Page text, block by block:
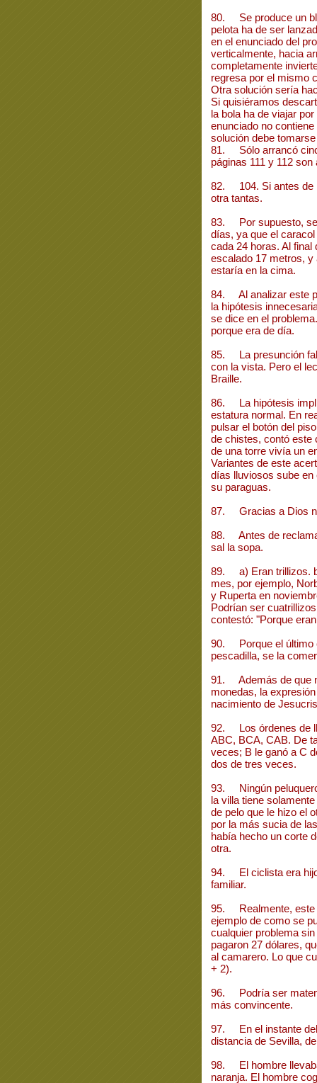
80. Se produce un
pelota ha de ser
en el enunciado del
verticalmente, hacia
completamente
regresa por el mismo
Otra solución sería
Si quisiéramos
la bola ha de viajar
enunciado no
solución debe
81. Sólo arrancó
páginas 111 y 112
82. 104. Si antes de
otra tantas.
83. Por supuesto, se
días, ya que el
cada 24 horas. Al final
escalado 17 metros, y
estaría en la cima.
84. Al analizar este
la hipótesis
se dice en el
porque era de día.
85. La presunción
con la vista. Pero el
Braille.
86. La hipótesis
estatura normal. En
pulsar el botón del
de chistes, contó este
de una torre vivía un
Variantes de este
días lluviosos sube en
su paraguas.
87. Gracias a Dios
88. Antes de
sal la sopa.
89. a) Eran trillizos.
mes, por ejemplo,
y Ruperta en
Podrían ser
contestó: "Porque
90. Porque el último
pescadilla, se la
91. Además de que
monedas, la
nacimiento de
92. Los órdenes de
ABC, BCA, CAB. De
veces; B le ganó a C
dos de tres veces.
93. Ningún
la villa tiene
de pelo que le hizo el
por la más sucia de
había hecho un corte
otra.
94. El ciclista era hijo
familiar.
95. Realmente, este
ejemplo de como se
cualquier problema
pagaron 27 dólares,
al camarero. Lo que
+ 2).
96. Podría ser
más convincente.
97. En el instante del
distancia de Sevilla,
98. El hombre
naranja. El hombre